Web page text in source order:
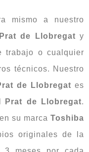
mismo a nuestro
de Llobregat y
trabajo o cualquier
técnicos. Nuestro
de Llobregat es
Prat de Llobregat.
su marca Toshiba
originales de la